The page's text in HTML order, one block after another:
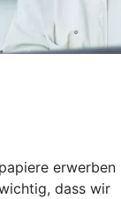
erwerben
dass wir